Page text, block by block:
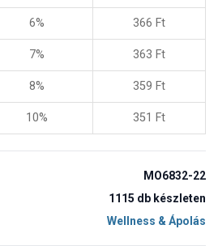
6% 366 Ft
7% 363 Ft
8% 359 Ft
10% 351 Ft
MO6832-22
1115 db készleten
Wellness & Ápolás